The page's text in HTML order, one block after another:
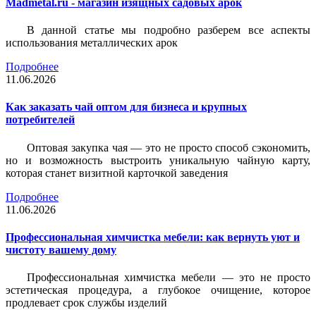
В данной статье мы подробно разберем все аспекты
использования металлических арок
Подробнее
11.06.2026
Как заказать чай оптом для бизнеса и крупных
потребителей
Оптовая закупка чая — это не просто способ сэкономить,
но и возможность выстроить уникальную чайную карту,
которая станет визитной карточкой заведения
Подробнее
11.06.2026
Профессиональная химчистка мебели: как вернуть уют и
чистоту вашему дому
Профессиональная химчистка мебели — это не просто
эстетическая процедура, а глубокое очищение, которое
продлевает срок службы изделий